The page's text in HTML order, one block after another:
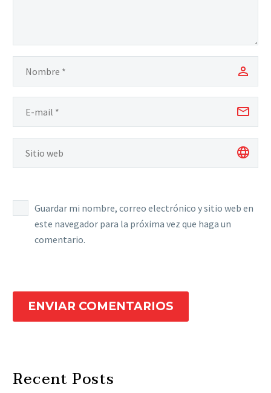
Guardar mi nombre, correo electrónico y sitio web en
este navegador para la próxima vez que haga un
comentario.
ENVIAR COMENTARIOS
Recent Posts